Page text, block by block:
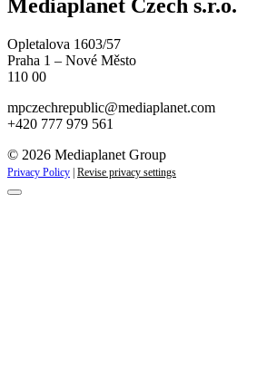
Mediaplanet Czech s.r.o.
Opletalova 1603/57
Praha 1 – Nové Město
110 00
mpczechrepublic@mediaplanet.com
+420 777 979 561
© 2026 Mediaplanet Group
Privacy Policy | Revise privacy settings